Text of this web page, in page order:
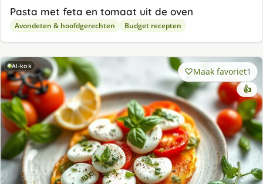
Pasta met feta en tomaat uit de oven
Avondeten & hoofdgerechten Budget recepten
AI-kok Maak favoriet1
👍